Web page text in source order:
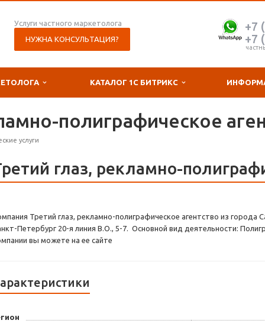
Услуги частного маркетолога
НУЖНА КОНСУЛЬТАЦИЯ?
+7
+7
КАТАЛОГ 1С БИТРИКС
полиграфическое
услуги
глаз, рекламно-
Третий глаз, рекламно-полиграфическое агентство из города
Петербург 20-я линия В.О., 5-7. Основной вид деятельности:
вы можете на ее сайте